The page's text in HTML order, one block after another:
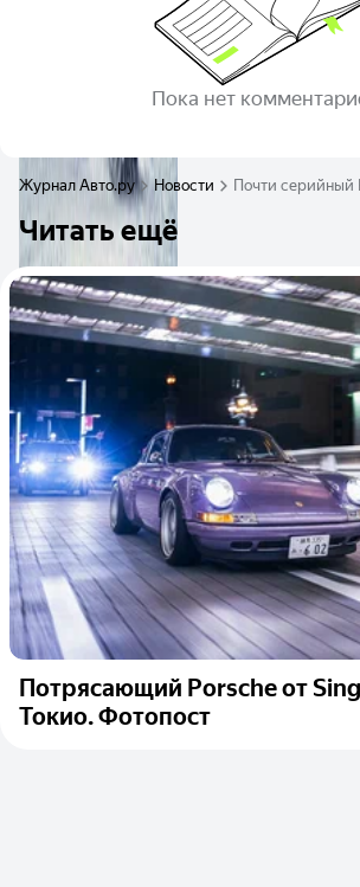
Пока нет
Журнал Авто.ру Новости Почти серийный
Читать ещё
Потрясающий Porsche от
Токио. Фотопост